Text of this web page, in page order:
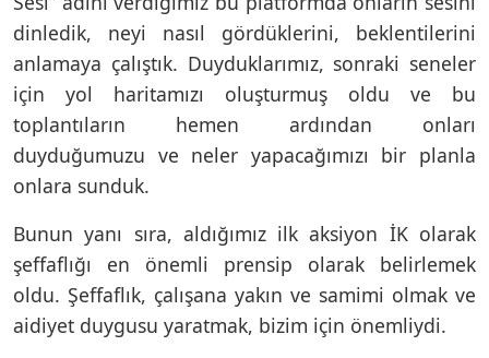
dinledik, neyi nasıl gördüklerini, beklentilerini
anlamaya çalıştık. Duyduklarımız, sonraki seneler
için yol haritamızı oluşturmuş oldu ve bu
toplantıların hemen ardından onları
duyduğumuzu ve neler yapacağımızı bir planla
onlara sunduk.
Bunun yanı sıra, aldığımız ilk aksiyon İK olarak
şeffaflığı en önemli prensip olarak belirlemek
oldu. Şeffaflık, çalışana yakın ve samimi olmak ve
aidiyet duygusu yaratmak, bizim için önemliydi.